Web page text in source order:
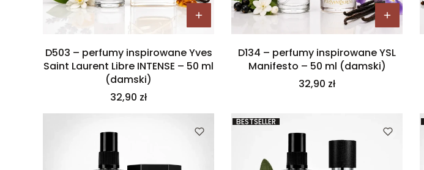
D503 – perfumy inspirowane Yves
Saint Laurent Libre INTENSE – 50 ml
(damski)
Cena
32,90 zł
D134 – perfumy inspirowane YSL
Manifesto – 50 ml (damski)
Cena
32,90 zł
BESTSELLER